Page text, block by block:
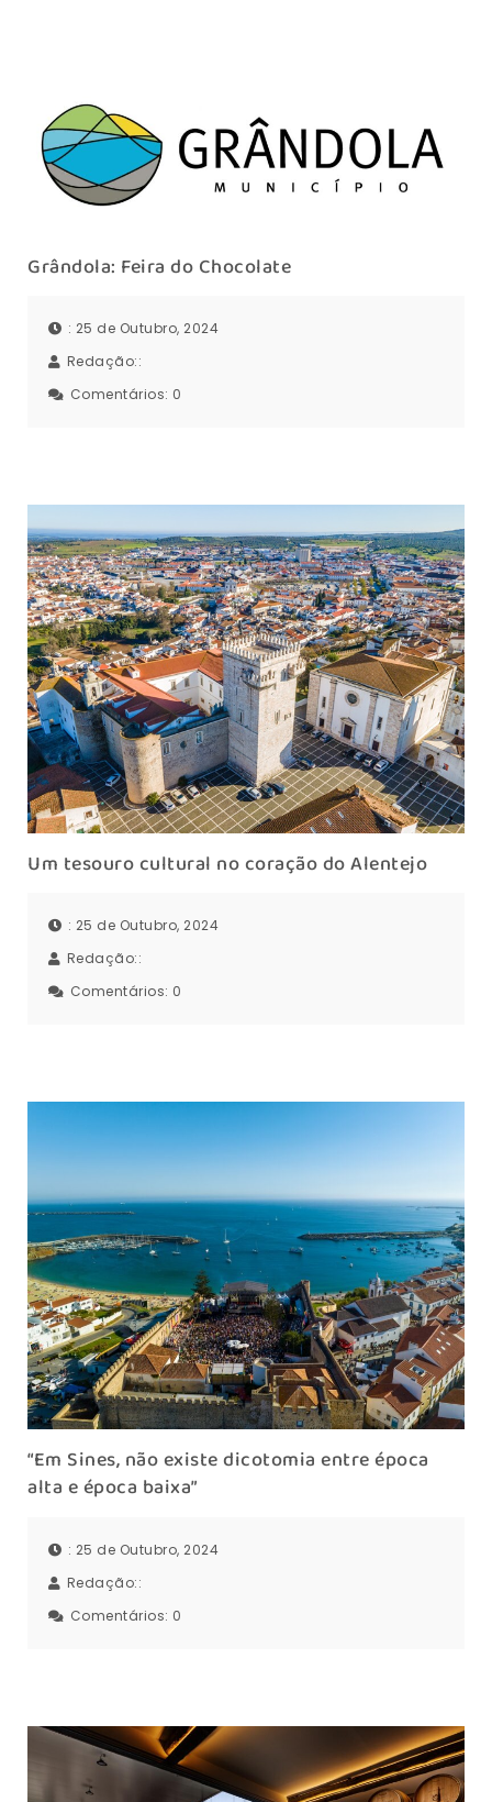
Grândola: Feira do Chocolate
: 25 de Outubro, 2024
Redação::
Comentários: 0
Um tesouro cultural no coração do Alentejo
: 25 de Outubro, 2024
Redação::
Comentários: 0
“Em Sines, não existe dicotomia entre época
alta e época baixa”
: 25 de Outubro, 2024
Redação::
Comentários: 0